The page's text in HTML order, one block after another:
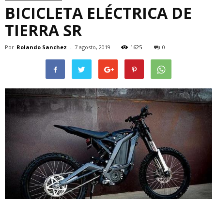
BICICLETA ELÉCTRICA DE
TIERRA SR
Por Rolando Sanchez - 7 agosto, 2019 1625 0